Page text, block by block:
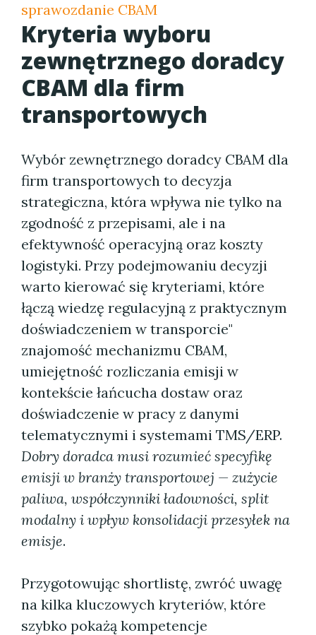
sprawozdanie CBAM
Kryteria wyboru
zewnętrznego doradcy
CBAM dla firm
transportowych
Wybór zewnętrznego doradcy CBAM dla
firm transportowych to decyzja
strategiczna, która wpływa nie tylko na
zgodność z przepisami, ale i na
efektywność operacyjną oraz koszty
logistyki. Przy podejmowaniu decyzji
warto kierować się kryteriami, które
łączą wiedzę regulacyjną z praktycznym
doświadczeniem w transporcie"
znajomość mechanizmu CBAM,
umiejętność rozliczania emisji w
kontekście łańcucha dostaw oraz
doświadczenie w pracy z danymi
telematycznymi i systemami TMS/ERP.
Dobry doradca musi rozumieć specyfikę
emisji w branży transportowej — zużycie
paliwa, współczynniki ładowności, split
modalny i wpływ konsolidacji przesyłek na
emisje.
Przygotowując shortlistę, zwróć uwagę
na kilka kluczowych kryteriów, które
szybko pokażą kompetencje